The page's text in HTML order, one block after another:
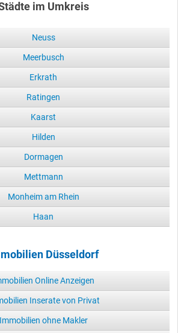
im Umkreis
Neuss
Meerbusch
Erkrath
Ratingen
Kaarst
Hilden
Dormagen
Mettmann
Monheim am Rhein
Haan
Düsseldorf
Online Anzeigen
Inserate von Privat
Immobilien ohne Makler